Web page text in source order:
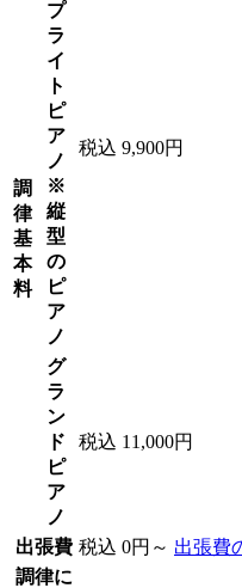
調
律
基
本
料
プ
ラ
イ
ト
ピ
ア
ノ
※
縦
型
の
ピ
ア
ノ
税込 9,900円
グ
ラ
ン
ド
ピ
ア
ノ
税込 11,000円
出張費 税込 0円～ 出張費
調律に